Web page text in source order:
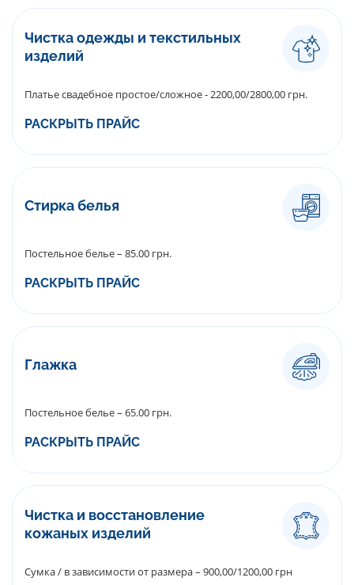
Чистка одежды и текстильных
изделий
Платье свадебное простое/сложное - 2200,00/2800,00 грн.
РАСКРЫТЬ ПРАЙС
Стирка белья
Постельное белье – 85.00 грн.
РАСКРЫТЬ ПРАЙС
Глажка
Постельное белье – 65.00 грн.
РАСКРЫТЬ ПРАЙС
Чистка и восстановление
кожаных изделий
Сумка / в зависимости от размера – 900,00/1200,00 грн